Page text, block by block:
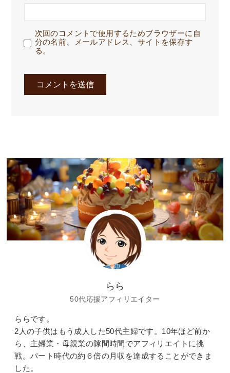
次回のコメントで使用するためブラウザーに自
分の名前、メールアドレス、サイトを保存す
る。
らら
50代応援アフィリエイター
ららです。
2人の子供はもう成人した50代主婦です。10年ほど前か
ら、主婦業・母親業の隙間時間でアフィリエイトに挑
戦。パート時代の約６倍の月収を達成することができま
した。